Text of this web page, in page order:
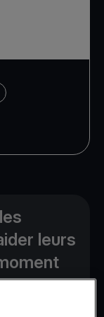
leurs
tout en